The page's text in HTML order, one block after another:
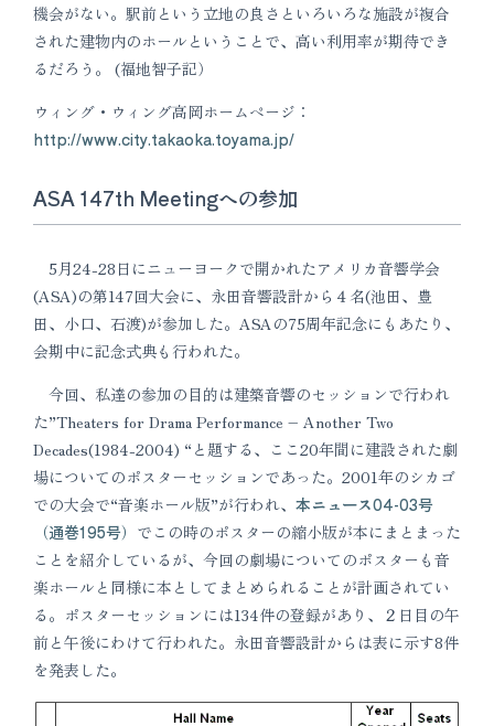
機会がない。駅前という立地の良さといろいろな施設が複合
された建物内のホールということで、高い利用率が期待でき
るだろう。 (福地智子記）
ウィング・ウィング高岡ホームページ：
http://www.city.takaoka.toyama.jp/
ASA 147th Meetingへの参加
5月24-28日にニューヨークで開かれたアメリカ音響学会
(ASA)の第147回大会に、永田音響設計から４名(池田、豊
田、小口、石渡)が参加した。ASAの75周年記念にもあたり、
会期中に記念式典も行われた。
今回、私達の参加の目的は建築音響のセッションで行われ
た”Theaters for Drama Performance – Another Two
Decades(1984-2004) “と題する、ここ20年間に建設された劇
場についてのポスターセッションであった。2001年のシカゴ
での大会で“音楽ホール版”が行われ、 本ニュース04-03号
（通巻195号） でこの時のポスターの縮小版が本にまとまった
ことを紹介しているが、今回の劇場についてのポスターも音
楽ホールと同様に本としてまとめられることが計画されてい
る。ポスターセッションには134件の登録があり、２日目の午
前と午後にわけて行われた。永田音響設計からは表に示す8件
を発表した。